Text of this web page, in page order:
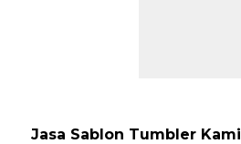
Jasa Sablon Tumbler Kami